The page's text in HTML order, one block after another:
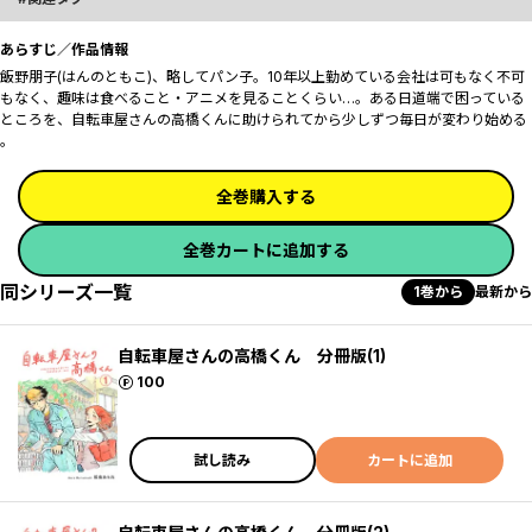
あらすじ／作品情報
飯野朋子(はんのともこ)、略してパン子。10年以上勤めている会社は可もなく不可
もなく、趣味は食べること・アニメを見ることくらい…。ある日道端で困っている
ところを、自転車屋さんの高橋くんに助けられてから少しずつ毎日が変わり始める
――。
全巻購入する
全巻カートに追加する
同シリーズ一覧 1巻から 最新から
自転車屋さんの高橋くん 分冊版(1)
100
ポイント
試し読み カートに追加